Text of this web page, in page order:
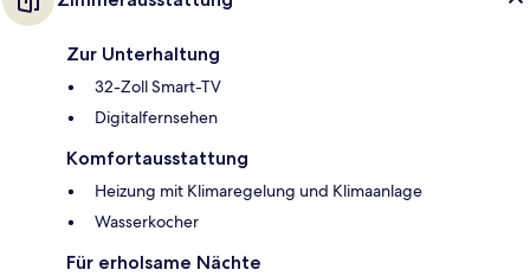
Zur Unterhaltung
32-Zoll Smart-TV
Digitalfernsehen
Komfortausstattung
Heizung mit Klimaregelung und Klimaanlage
Wasserkocher
Für erholsame Nächte